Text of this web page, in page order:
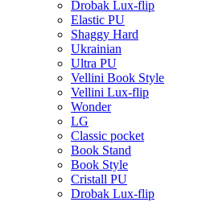
Drobak Lux-flip
Elastic PU
Shaggy Hard
Ukrainian
Ultra PU
Vellini Book Style
Vellini Lux-flip
Wonder
LG
Classic pocket
Book Stand
Book Style
Cristall PU
Drobak Lux-flip